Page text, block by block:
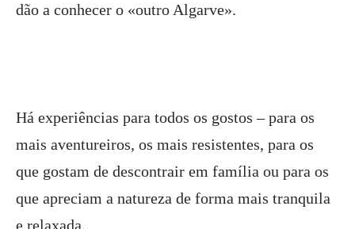
dão a conhecer o «outro Algarve».
Há experiências para todos os gostos – para os
mais aventureiros, os mais resistentes, para os
que gostam de descontrair em família ou para os
que apreciam a natureza de forma mais tranquila
e relaxada.